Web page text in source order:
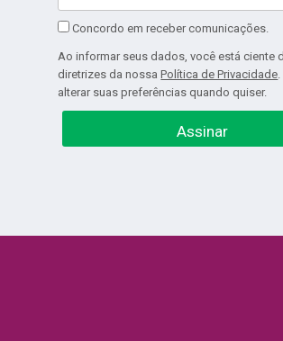
Concordo em receber comunicações.
Ao informar seus dados, você está ciente
diretrizes da nossaPolítica de Privacidade
alterar suas preferências quando quiser.
Assinar